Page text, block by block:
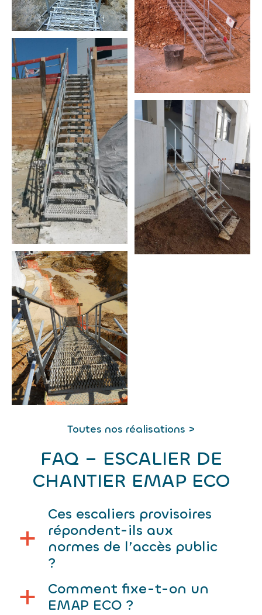
Toutes nos réalisations >
FAQ – ESCALIER DE
CHANTIER EMAP ECO
a
Ces escaliers provisoires
répondent-ils aux
normes de l’accès public
?
a
Comment fixe-t-on un
EMAP ECO ?